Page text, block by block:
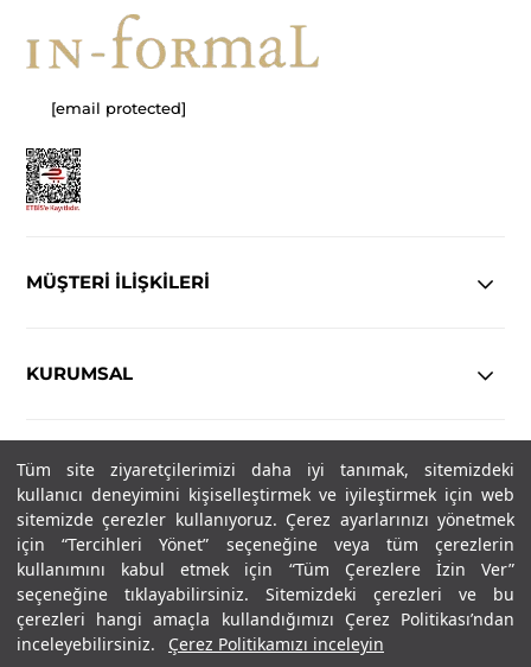
Tüm site ziyaretçilerimizi daha iyi tanımak, sitemizdeki
kullanıcı deneyimini kişiselleştirmek ve iyileştirmek için web
sitemizde çerezler kullanıyoruz. Çerez ayarlarınızı yönetmek
için “Tercihleri Yönet” seçeneğine veya tüm çerezlerin
kullanımını kabul etmek için “Tüm Çerezlere İzin Ver”
seçeneğine tıklayabilirsiniz. Sitemizdeki çerezleri ve bu
çerezleri hangi amaçla kullandığımızı Çerez Politikası’ndan
inceleyebilirsiniz.
Çerez Politikamızı inceleyin
[email protected]
MÜŞTERİ İLİŞKİLERİ
KURUMSAL
YASAL
Copyright© 2025 IN-FORMAL Tüm hakları saklıdır.
SOSYAL MEDYA